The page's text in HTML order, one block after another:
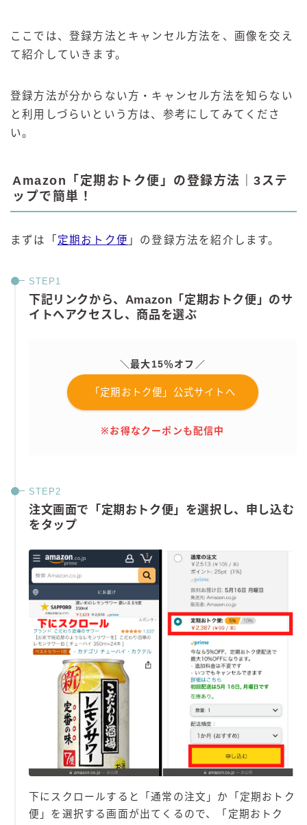
ここでは、登録方法とキャンセル方法を、画像を交え
て紹介していきます。
登録方法が分からない方・キャンセル方法を知らない
と利用しづらいという方は、参考にしてみてくださ
い。
Amazon「定期おトク便」の登録方法｜3ステ
ップで簡単！
まずは「 定期おトク便 」の登録方法を紹介します。
下記リンクから、Amazon「定期おトク便」のサ
イトへアクセスし、商品を選ぶ
＼最大15％オフ／
「定期おトク便」公式サイトへ
※お得なクーポンも配信中
注文画面で「定期おトク便」を選択し、申し込む
をタップ
下にスクロールすると「通常の注文」か「定期おトク
便」を選択する画面が出てくるので、「定期おトク